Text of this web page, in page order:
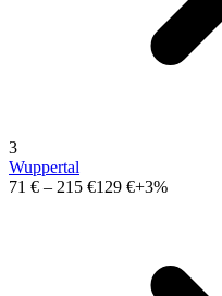
3
Wuppertal
71 € – 215 €129 €+3%